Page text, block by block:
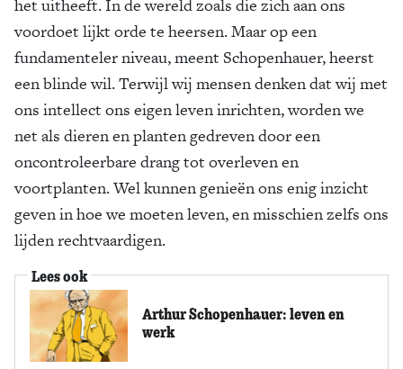
het uitheeft. In de wereld zoals die zich aan ons
voordoet lijkt orde te heersen. Maar op een
fundamenteler niveau, meent Schopenhauer, heerst
een blinde wil. Terwijl wij mensen denken dat wij met
ons intellect ons eigen leven inrichten, worden we
net als dieren en planten gedreven door een
oncontroleerbare drang tot overleven en
voortplanten. Wel kunnen genieën ons enig inzicht
geven in hoe we moeten leven, en misschien zelfs ons
lijden rechtvaardigen.
Lees ook
Arthur Schopenhauer: leven en
werk